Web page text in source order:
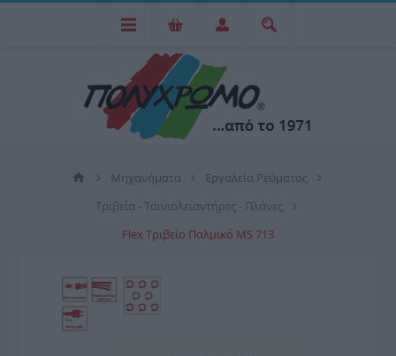
Μηχανήματα
Εργαλεία Ρεύματος
Τριβεία - Ταινιολειαντήρες - Πλάνες
Flex Τριβείο Παλμικό MS 713